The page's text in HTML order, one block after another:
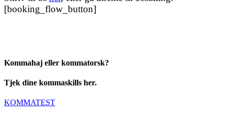
[booking_flow_button]
Kommahaj eller kommatorsk?
Tjek dine kommaskills her.
KOMMATEST